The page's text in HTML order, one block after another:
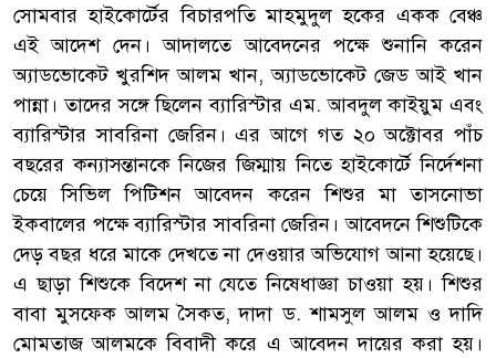
সোমবার হাইকোর্টের বিচারপতি মাহমুদুল হকের একক বেঞ্চ
এই আদেশ দেন। আদালতে আবেদনের পক্ষে শুনানি করেন
অ্যাডভোকেট খুরশিদ আলম খান, অ্যাডভোকেট জেড আই খান
পান্না। তাদের সঙ্গে ছিলেন ব্যারিস্টার এম. আবদুল কাইয়ুম এবং
ব্যারিস্টার সাবরিনা জেরিন। এর আগে গত ২০ অক্টোবর পাঁচ
বছরের কন্যাসন্তানকে নিজের জিম্মায় নিতে হাইকোর্টে নির্দেশনা
চেয়ে সিভিল পিটিশন আবেদন করেন শিশুর মা তাসনোভা
ইকবালের পক্ষে ব্যারিস্টার সাবরিনা জেরিন। আবেদনে শিশুটিকে
দেড় বছর ধরে মাকে দেখতে না দেওয়ার অভিযোগ আনা হয়েছে।
এ ছাড়া শিশুকে বিদেশ না যেতে নিষেধাজ্ঞা চাওয়া হয়। শিশুর
বাবা মুসফেক আলম সৈকত, দাদা ড. শামসুল আলম ও দাদি
মোমতাজ আলমকে বিবাদী করে এ আবেদন দায়ের করা হয়।